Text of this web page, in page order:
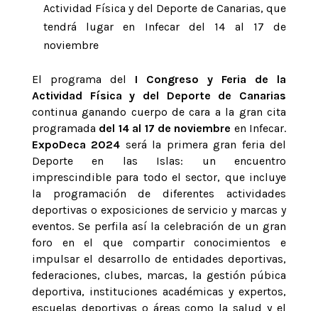
Actividad Física y del Deporte de Canarias, que
tendrá lugar en Infecar del 14 al 17 de
noviembre
El programa del I Congreso y Feria de la
Actividad Física y del Deporte de Canarias
continua ganando cuerpo de cara a la gran cita
programada del 14 al 17 de noviembre en Infecar.
ExpoDeca 2024 será la primera gran feria del
Deporte en las Islas: un encuentro
imprescindible para todo el sector, que incluye
la programación de diferentes actividades
deportivas o exposiciones de servicio y marcas y
eventos. Se perfila así la celebración de un gran
foro en el que compartir conocimientos e
impulsar el desarrollo de entidades deportivas,
federaciones, clubes, marcas, la gestión púbica
deportiva, instituciones académicas y expertos,
escuelas deportivas o áreas como la salud y el